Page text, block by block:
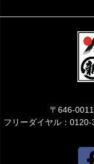
〒646-
フリーダイヤル：